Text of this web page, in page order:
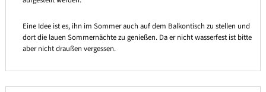
Eine Idee ist es, ihn im Sommer auch auf dem Balkontisch zu stellen und
dort die lauen Sommernächte zu genießen. Da er nicht wasserfest ist bitte
aber nicht draußen vergessen.